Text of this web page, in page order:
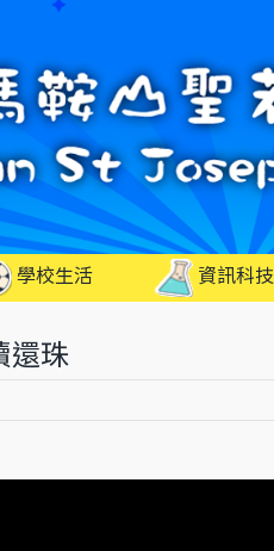
學校生活 資訊科技
還珠